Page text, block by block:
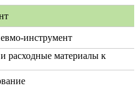
инструмент
расходные материалы к